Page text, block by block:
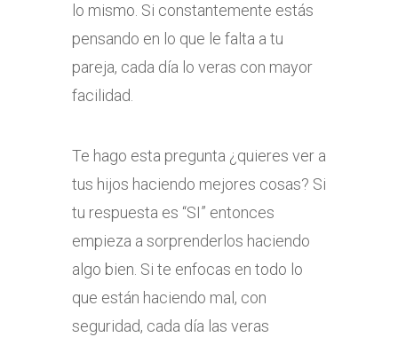
lo mismo. Si constantemente estás
pensando en lo que le falta a tu
pareja, cada día lo veras con mayor
facilidad.
Te hago esta pregunta ¿quieres ver a
tus hijos haciendo mejores cosas? Si
tu respuesta es “SI” entonces
empieza a sorprenderlos haciendo
algo bien. Si te enfocas en todo lo
que están haciendo mal, con
seguridad, cada día las veras